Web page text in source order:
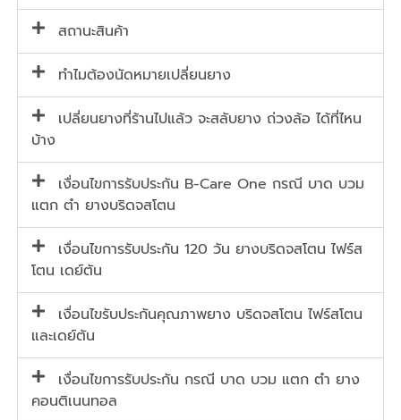
สถานะสินค้า
ทำไมต้องนัดหมายเปลี่ยนยาง
เปลี่ยนยางที่ร้านไปแล้ว จะสลับยาง ถ่วงล้อ ได้ที่ไหน
บ้าง
เงื่อนไขการรับประกัน B-Care One กรณี บาด บวม
แตก ตำ ยางบริดจสโตน
เงื่อนไขการรับประกัน 120 วัน ยางบริดจสโตน ไฟร์ส
โตน เดย์ตัน
เงื่อนไขรับประกันคุณภาพยาง บริดจสโตน ไฟร์สโตน
และเดย์ตัน
เงื่อนไขการรับประกัน กรณี บาด บวม แตก ตำ ยาง
คอนติเนนทอล